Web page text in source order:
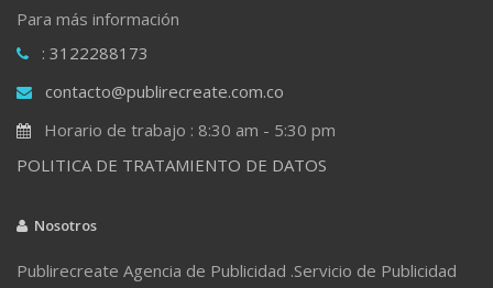
Para más información
: 3122288173
contacto@publirecreate.com.co
Horario de trabajo : 8:30 am - 5:30 pm
POLITICA DE TRATAMIENTO DE DATOS
Nosotros
Publirecreate Agencia de Publicidad .Servicio de Publicidad